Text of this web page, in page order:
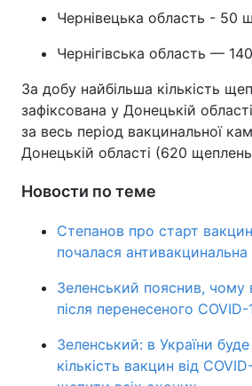
Чернівецька область - 50
Чернігівська область —
За добу найбільша кількість
зафіксована у Донецькій
за весь період вакцинальної
Донецькій області (620
Новости по теме
Степанов про старт
почалася антивакцинальна
Зеленський пояснив, чому
після перенесеного COVID-
Зеленський: в України
кількість вакцин від